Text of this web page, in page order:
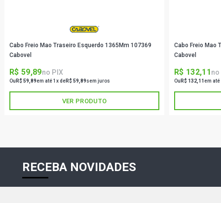
Cabo Freio Mao Traseiro Esquerdo 1365Mm 107369
Cabovel
R$ 59,89no PIX
Ou R$ 59,89em até 1x deR$ 59,89sem juros
VER PRODUTO
Cabo Freio Mao
Cabovel
R$ 132,11no
Ou R$ 132,11em até
RECEBA NOVIDADES